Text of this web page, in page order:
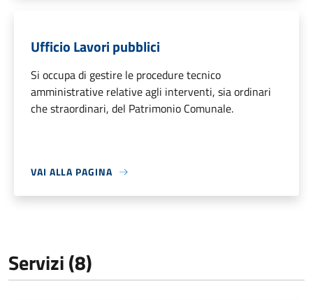
Ufficio Lavori pubblici
Si occupa di gestire le procedure tecnico
amministrative relative agli interventi, sia ordinari
che straordinari, del Patrimonio Comunale.
VAI ALLA PAGINA
Servizi (8)